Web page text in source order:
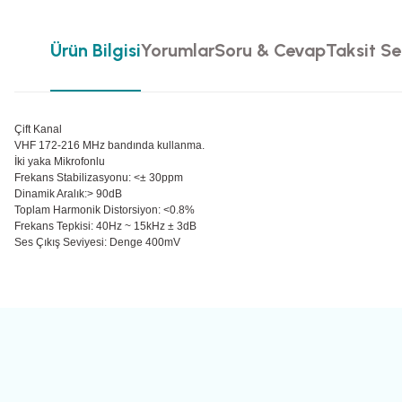
Ürün BilgisiYorumlarSoru & CevapTaksit
Çift Kanal
VHF 172-216 MHz bandında kullanma.
İki yaka Mikrofonlu
Frekans Stabilizasyonu: <± 30ppm
Dinamik Aralık:> 90dB
Toplam Harmonik Distorsiyon: <0.8%
Frekans Tepkisi: 40Hz ~ 15kHz ± 3dB
Ses Çıkış Seviyesi: Denge 400mV